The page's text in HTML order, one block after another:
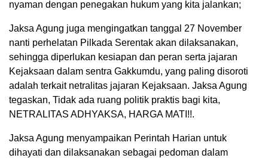
nyaman dengan penegakan hukum yang kita jalankan;
Jaksa Agung juga mengingatkan tanggal 27 November
nanti perhelatan Pilkada Serentak akan dilaksanakan,
sehingga diperlukan kesiapan dan peran serta jajaran
Kejaksaan dalam sentra Gakkumdu, yang paling disoroti
adalah terkait netralitas jajaran Kejaksaan. Jaksa Agung
tegaskan, Tidak ada ruang politik praktis bagi kita,
NETRALITAS ADHYAKSA, HARGA MATI!!.
Jaksa Agung menyampaikan Perintah Harian untuk
dihayati dan dilaksanakan sebagai pedoman dalam